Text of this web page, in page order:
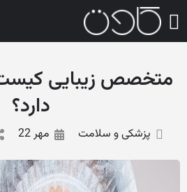
متخصص زیبایی
دارد؟
پزشکی و سلامت مهر 22